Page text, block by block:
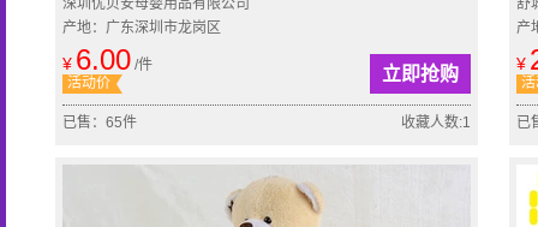
深圳优贝安母婴用品有限公司
产地：广东深圳市龙岗区
¥ 6.00 /件
活动价
立即抢购
已售：65件 收藏人数:1
舒
产
¥
已